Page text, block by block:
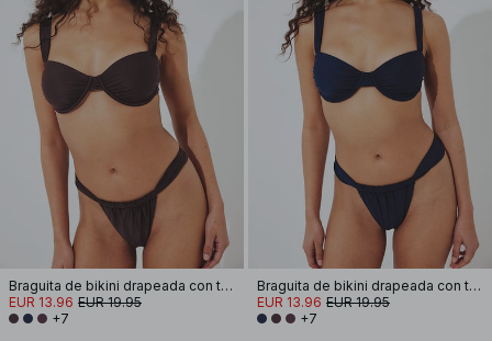
Braguita de bikini drapeada con tira ancha
EUR 13.96 EUR 19.95
+7
Braguita de bikini drapeada con tira ancha
EUR 13.96 EUR 19.95
+7